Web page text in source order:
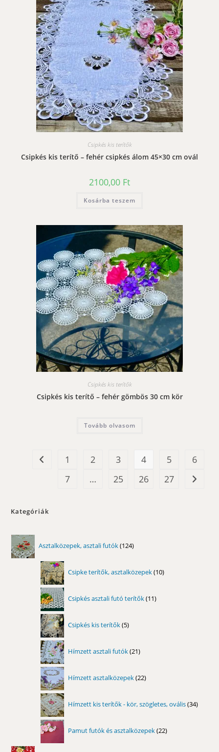
Csipkés kis terítők
Csipkés kis terítő – fehér csipkés álom 45×30 cm ovál
2100,00 Ft
Kosárba teszem
Csipkés kis terítők
Csipkés kis terítő – fehér gömbös 30 cm kör
Tovább olvasom
1 2 3 4 5
6
7
… 25 26 27
Kategóriák
Asztalközepek, asztali futók 124
termék
Csipke terítők, asztalközepek 10
termék
Csipkés asztali futó terítők 11
termék
Csipkés kis terítők 5
termék
Hímzett asztali futók 21
termék
Hímzett asztalközepek 22
termék
Hímzett kis terítők - kör, szögletes, ovális 34
termék
Pamut futók és asztalközepek 22
termék